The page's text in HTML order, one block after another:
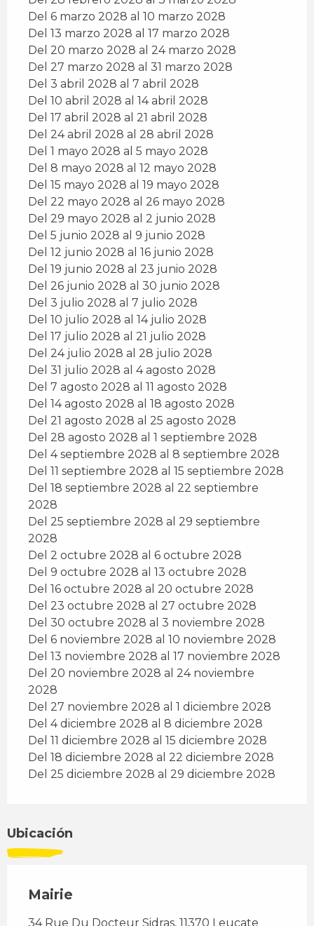
Del 6 marzo 2028 al 10 marzo 2028
Del 13 marzo 2028 al 17 marzo 2028
Del 20 marzo 2028 al 24 marzo 2028
Del 27 marzo 2028 al 31 marzo 2028
Del 3 abril 2028 al 7 abril 2028
Del 10 abril 2028 al 14 abril 2028
Del 17 abril 2028 al 21 abril 2028
Del 24 abril 2028 al 28 abril 2028
Del 1 mayo 2028 al 5 mayo 2028
Del 8 mayo 2028 al 12 mayo 2028
Del 15 mayo 2028 al 19 mayo 2028
Del 22 mayo 2028 al 26 mayo 2028
Del 29 mayo 2028 al 2 junio 2028
Del 5 junio 2028 al 9 junio 2028
Del 12 junio 2028 al 16 junio 2028
Del 19 junio 2028 al 23 junio 2028
Del 26 junio 2028 al 30 junio 2028
Del 3 julio 2028 al 7 julio 2028
Del 10 julio 2028 al 14 julio 2028
Del 17 julio 2028 al 21 julio 2028
Del 24 julio 2028 al 28 julio 2028
Del 31 julio 2028 al 4 agosto 2028
Del 7 agosto 2028 al 11 agosto 2028
Del 14 agosto 2028 al 18 agosto 2028
Del 21 agosto 2028 al 25 agosto 2028
Del 28 agosto 2028 al 1 septiembre 2028
Del 4 septiembre 2028 al 8 septiembre 2028
Del 11 septiembre 2028 al 15 septiembre 2028
Del 18 septiembre 2028 al 22 septiembre
2028
Del 25 septiembre 2028 al 29 septiembre
2028
Del 2 octubre 2028 al 6 octubre 2028
Del 9 octubre 2028 al 13 octubre 2028
Del 16 octubre 2028 al 20 octubre 2028
Del 23 octubre 2028 al 27 octubre 2028
Del 30 octubre 2028 al 3 noviembre 2028
Del 6 noviembre 2028 al 10 noviembre 2028
Del 13 noviembre 2028 al 17 noviembre 2028
Del 20 noviembre 2028 al 24 noviembre
2028
Del 27 noviembre 2028 al 1 diciembre 2028
Del 4 diciembre 2028 al 8 diciembre 2028
Del 11 diciembre 2028 al 15 diciembre 2028
Del 18 diciembre 2028 al 22 diciembre 2028
Del 25 diciembre 2028 al 29 diciembre 2028
Ubicación
Mairie
34 Rue Du Docteur Sidras, 11370 Leucate